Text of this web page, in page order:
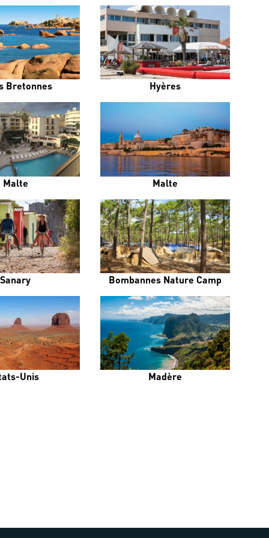
Bretonnes Hyères
Malte Malte
Sanary Bombannes Nature Camp
Unis Madère